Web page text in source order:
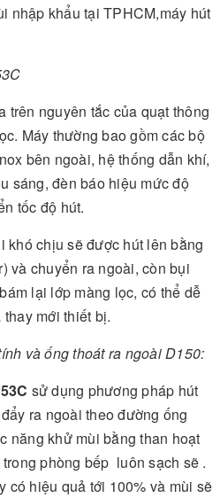
trên nguyên tắc của quạt thông
Máy thường bao gồm các bộ
bên ngoài, hệ thống dẫn khí,
sáng, đèn báo hiệu mức độ
tốc độ hút.
khó chịu sẽ được hút lên bằng
và chuyển ra ngoài, còn bụi
lại lớp màng lọc, có thể dễ
mới thiết bị.
và ống thoát ra ngoài D150:
sử dụng phương pháp hút
ra ngoài theo đường ống
năng khử mùi bằng than hoạt
phòng bếp luôn sạch sẽ .
có hiệu quả tới 100% và mùi sẽ